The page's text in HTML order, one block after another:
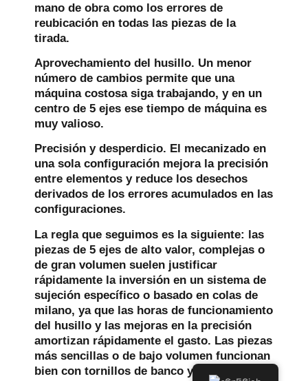
mano de obra como los errores de
reubicación en todas las piezas de la
tirada.
Aprovechamiento del husillo. Un menor
número de cambios permite que una
máquina costosa siga trabajando, y en un
centro de 5 ejes ese tiempo de máquina es
muy valioso.
Precisión y desperdicio. El mecanizado en
una sola configuración mejora la precisión
entre elementos y reduce los desechos
derivados de los errores acumulados en las
configuraciones.
La regla que seguimos es la siguiente: las
piezas de 5 ejes de alto valor, complejas o
de gran volumen suelen justificar
rápidamente la inversión en un sistema de
sujeción específico o basado en colas de
milano, ya que las horas de funcionamiento
del husillo y las mejoras en la precisión
amortizan rápidamente el gasto. Las piezas
más sencillas o de bajo volumen funcionan
bien con tornillos de banco y elevadores